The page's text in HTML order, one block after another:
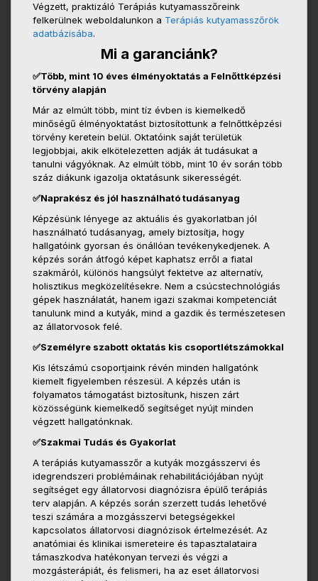
Végzett, praktizáló Terápiás kutyamasszőreink
felkerülnek weboldalunkon a Terápiás kutyamasszőrök
adatbázisába.
Mi a garanciánk?
✅Több, mint 10 éves élményoktatás a Felnőttképzési
törvény alapján
Már az elmúlt több, mint tíz évben is kiemelkedő
minőségű élményoktatást biztosítottunk a felnőttképzési
törvény keretein belül. Oktatóink saját területük
legjobbjai, akik elkötelezetten adják át tudásukat a
tanulni vágyóknak. Az elmúlt több, mint 10 év során több
száz diákunk igazolja oktatásunk sikerességét.
✅Naprakész és jól használható tudásanyag
Képzésünk lényege az aktuális és gyakorlatban jól
használható tudásanyag, amely biztosítja, hogy
hallgatóink gyorsan és önállóan tevékenykedjenek. A
képzés során átfogó képet kaphatsz erről a fiatal
szakmáról, különös hangsúlyt fektetve az alternatív,
holisztikus megközelítésekre. Nem a csúcstechnológiás
gépek használatát, hanem igazi szakmai kompetenciát
tanulunk mind a kutyák, mind a gazdik és természetesen
az állatorvosok felé.
✅Személyre szabott oktatás kis csoportlétszámokkal
Kis létszámú csoportjaink révén minden hallgatónk
kiemelt figyelemben részesül. A képzés után is
folyamatos támogatást biztosítunk, hiszen zárt
közösségünk kiemelkedő segítséget nyújt minden
végzett hallgatónknak.
✅Szakmai Tudás és Gyakorlat
A terápiás kutyamasszőr a kutyák mozgásszervi és
idegrendszeri problémáinak rehabilitációjában nyújt
segítséget egy állatorvosi diagnózisra épülő terápiás
terv alapján. A képzés során szerzett tudás lehetővé
teszi számára a mozgásszervi betegségekkel
kapcsolatos állatorvosi diagnózisok értelmezését. Az
anatómiai és klinikai ismereteire és tapasztalataira
támaszkodva hatékonyan tervezi és végzi a
mozgásterápiát, és felismeri, ha az eset állatorvosi